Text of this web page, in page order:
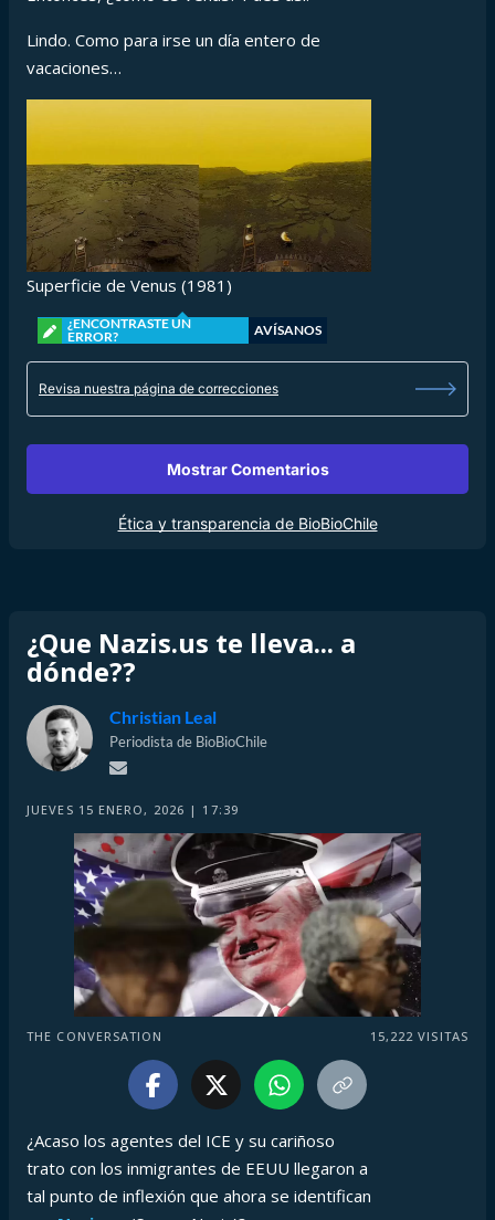
Lindo. Como para irse un día entero de
vacaciones…
Superficie de Venus (1981)
¿ENCONTRASTE UN
ERROR?
AVÍSANOS
Revisa nuestra página de correcciones
Mostrar Comentarios
Ética y transparencia de BioBioChile
¿Que Nazis.us te lleva... a
dónde??
Christian Leal
Periodista de BioBioChile
JUEVES 15 ENERO, 2026 | 17:39
THE CONVERSATION 15,222 VISITAS
¿Acaso los agentes del ICE y su cariñoso
trato con los inmigrantes de EEUU llegaron a
tal punto de inflexión que ahora se identifican